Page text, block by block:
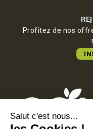
Profitez de nos